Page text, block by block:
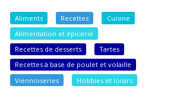
Aliments Recettes
Cuisine
Alimentation et épicerie
Recettes de desserts
Tartes
Recettes à base de poulet et volaille
Viennoiseries
Hobbies et loisirs